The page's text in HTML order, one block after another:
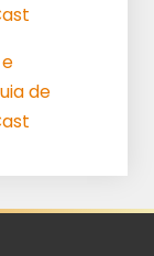
de